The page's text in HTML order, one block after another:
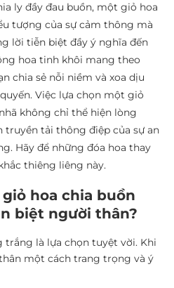
ly đầy đau buồn, một giỏ hoa
tượng của sự cảm thông mà
lời tiễn biệt đầy ý nghĩa đến
hoa tinh khôi mang theo
chia sẻ nỗi niềm và xoa dịu
Việc lựa chọn một giỏ
không chỉ thể hiện lòng
truyền tải thông điệp của sự an
Hãy để những đóa hoa thay
thiêng liêng này.
hoa chia buồn
biệt người thân?
trắng là lựa chọn tuyệt vời. Khi
một cách trang trọng và ý